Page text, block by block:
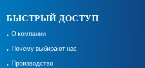
БЫСТРЫЙ ДОСТУП
О компании
Почему выбирают нас
Производство